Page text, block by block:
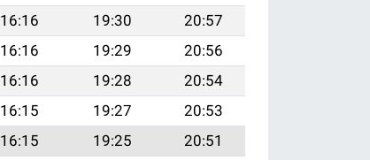
16:16 19:30
20:57
16:16 19:29
20:56
16:16 19:28
20:54
16:15 19:27
20:53
16:15 19:25
20:51